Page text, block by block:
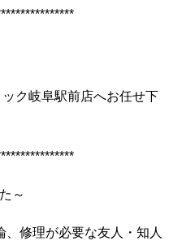
ク岐阜駅前店へお任せ下
～
修理が必要な友人・知人